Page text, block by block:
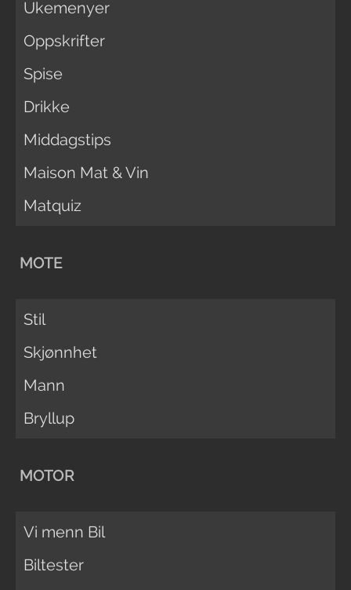
Ukemenyer
Oppskrifter
Spise
Drikke
Middagstips
Maison Mat & Vin
Matquiz
MOTE
Stil
Skjønnhet
Mann
Bryllup
MOTOR
Vi menn Bil
Biltester